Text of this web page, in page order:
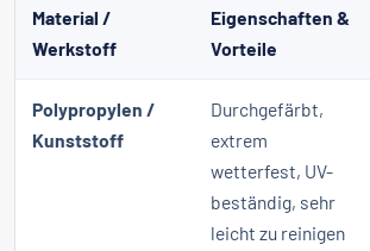
Material /
Werkstoff
Eigenschaften &
Vorteile
Polypropylen /
Kunststoff
Durchgefärbt,
extrem
wetterfest, UV-
beständig, sehr
leicht zu reinigen